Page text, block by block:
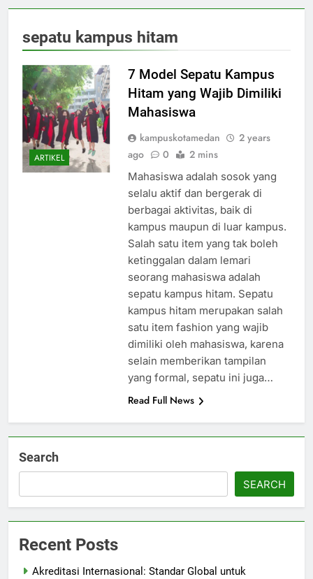
sepatu kampus hitam
ARTIKEL
7 Model Sepatu Kampus
Hitam yang Wajib Dimiliki
Mahasiswa
kampuskotamedan
2 years
ago
0 2 mins
Mahasiswa adalah sosok yang
selalu aktif dan bergerak di
berbagai aktivitas, baik di
kampus maupun di luar kampus.
Salah satu item yang tak boleh
ketinggalan dalam lemari
seorang mahasiswa adalah
sepatu kampus hitam. Sepatu
kampus hitam merupakan salah
satu item fashion yang wajib
dimiliki oleh mahasiswa, karena
selain memberikan tampilan
yang formal, sepatu ini juga…
Read Full News
Search
SEARCH
Recent Posts
Akreditasi Internasional: Standar Global untuk